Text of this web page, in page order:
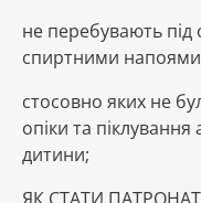
не перебувають під
спиртними
стосовно яких не
опіки та
дитини;